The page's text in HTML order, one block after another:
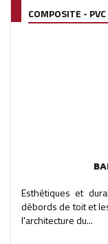
COMPOSITE - PVC
Esthétiques et
débords de toit et
l'architecture du...